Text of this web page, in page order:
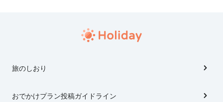
旅のしおり
おでかけプラン投稿ガイドライン